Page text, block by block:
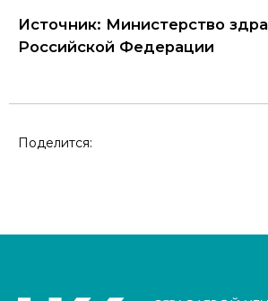
Источник: Министерство
Российской Федерации
Поделится: